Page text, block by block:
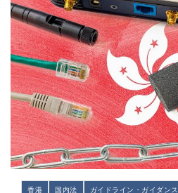
香港 国内法 ガイドライン・ガイダンス